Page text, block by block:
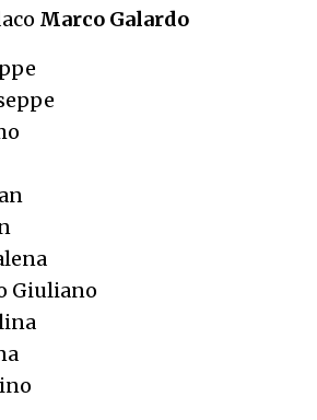
Marco Galardo
Giuliano